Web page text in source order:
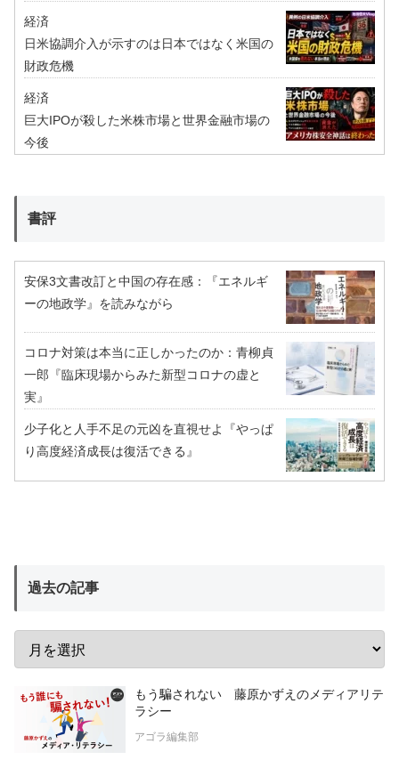
経済
日米協調介入が示すのは日本ではなく米国の
財政危機
経済
巨大IPOが殺した米株市場と世界金融市場の
今後
書評
安保3文書改訂と中国の存在感：『エネルギ
ーの地政学』を読みながら
コロナ対策は本当に正しかったのか：青柳貞
一郎『臨床現場からみた新型コロナの虚と
実』
少子化と人手不足の元凶を直視せよ『やっぱ
り高度経済成長は復活できる』
過去の記事
もう騙されない 藤原かずえのメディアリテ
ラシー
アゴラ編集部